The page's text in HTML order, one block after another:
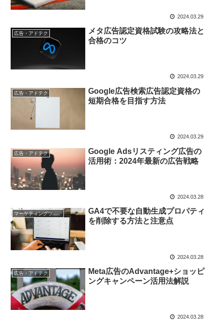
2024.03.29
広告・アドテク
メタ広告認定資格試験の攻略法と
合格のコツ
2024.03.29
広告・アドテク
Google広告検索広告認定資格の
短期合格を目指す方法
2024.03.29
広告・アドテク
Google Adsリスティング広告の
活用術：2024年最新の広告戦略
2024.03.28
マーケティングツール
GA4で不要な自動生成プロパティ
を削除する方法と注意点
2024.03.28
広告・アドテク
Meta広告のAdvantage+ショッピ
ングキャンペーン活用法解説
2024.03.28